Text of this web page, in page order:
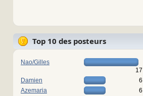
Top 10 des posteurs
Nao/Gilles
17
Damien
6
Azemaria
6